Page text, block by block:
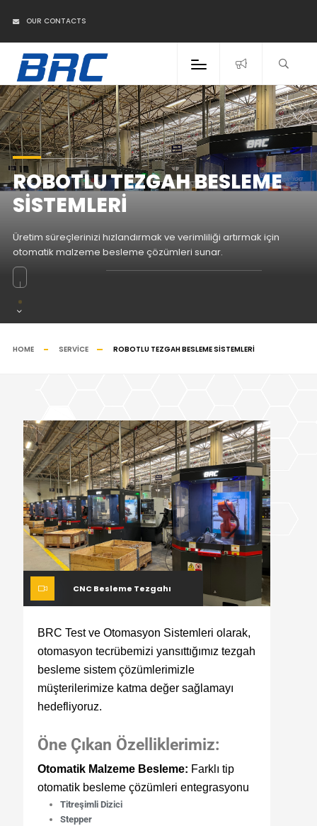
OUR CONTACTS
ROBOTLU TEZGAH BESLEME
SISTEMLERI
Üretim süreçlerinizi hızlandırmak ve verimliliği artırmak için
otomatik malzeme besleme çözümleri sunar.
HOME SERVICE ROBOTLU TEZGAH BESLEME SISTEMLERI
CNC Besleme Tezgahı
BRC Test ve Otomasyon Sistemleri olarak,
otomasyon tecrübemizi yansıttığımız tezgah
besleme sistem çözümlerimizle
müşterilerimize katma değer sağlamayı
hedefliyoruz.
Öne Çıkan Özelliklerimiz:
Otomatik Malzeme Besleme: Farklı tip
otomatik besleme çözümleri entegrasyonu
Titreşimli Dizici
Stepper